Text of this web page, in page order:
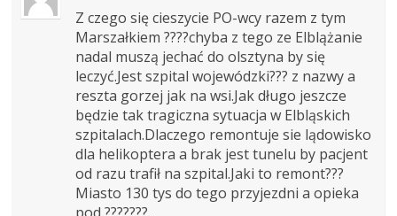
Z czego się cieszycie PO-wcy razem z tym
Marszałkiem ????chyba z tego ze Elblążanie
nadal muszą jechać do olsztyna by się
leczyć.Jest szpital wojewódzki??? z nazwy a
reszta gorzej jak na wsi.Jak długo jeszcze
będzie tak tragiczna sytuacja w Elbląskich
szpitalach.Dlaczego remontuje sie lądowisko
dla helikoptera a brak jest tunelu by pacjent
od razu trafił na szpital.Jaki to remont???
Miasto 130 tys do tego przyjezdni a opieka